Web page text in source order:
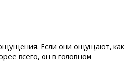
Если они ощущают, как
всего, он в головном